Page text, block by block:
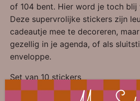
of 104 bent. Hier word je toch blij
Deze supervrolijke stickers zijn
cadeautje mee te decoreren,
gezellig in je agenda, of als
enveloppe.
Set van 10 stickers